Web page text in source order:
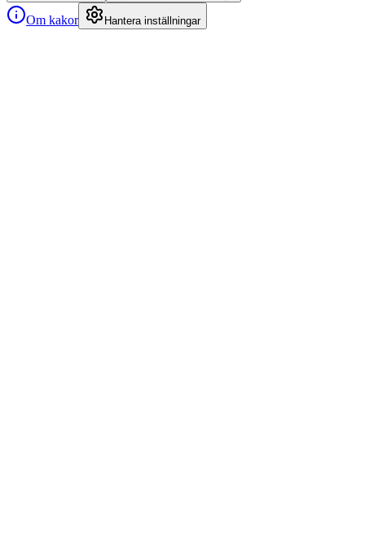
Om kakor Hantera inställningar